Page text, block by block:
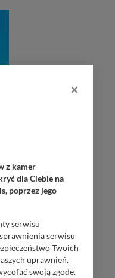
×
z kamer
dla Ciebie na
poprzez jego
serwisu
serwisu
Twoich
uprawnień.
swoją zgodę.